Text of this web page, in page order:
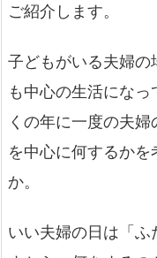
ご紹介します。
子どもがいる夫婦
も中心の生活にな
くの年に一度の夫婦
を中心に何するかを
か。
いい夫婦の日は「